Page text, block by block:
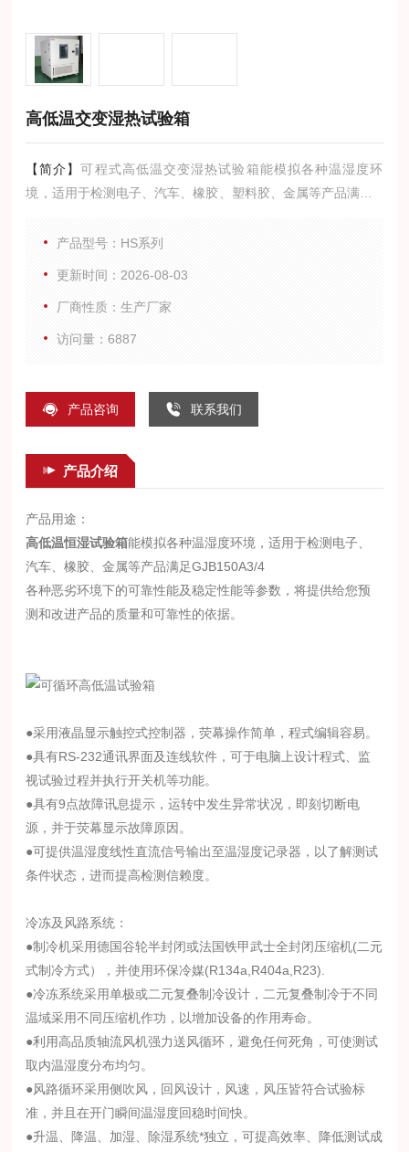
高低温交变湿热试验箱
【简介】可程式高低温交变湿热试验箱能模拟各种温湿度环
境，适用于检测电子、汽车、橡胶、塑料胶、金属等产品满足G
给您预测和改进产品的质量和可靠性的依据。
产品型号：HS系列
更新时间：2026-08-03
厂商性质：生产厂家
访问量：6887
产品咨询 联系我们
产品介绍
产品用途：
高低温恒湿试验箱能模拟各种温湿度环境，适用于检测电子、
汽车、橡胶、金属等产品满足GJB150A3/4
各种恶劣环境下的可靠性能及稳定性能等参数，将提供给您预
测和改进产品的质量和可靠性的依据。
●采用液晶显示触控式控制器，荧幕操作简单，程式编辑容易。
●具有RS-232通讯界面及连线软件，可于电脑上设计程式、监
视试验过程并执行开关机等功能。
●具有9点故障讯息提示，运转中发生异常状况，即刻切断电
源，并于荧幕显示故障原因。
●可提供温湿度线性直流信号输出至温湿度记录器，以了解测试
条件状态，进而提高检测信赖度。
冷冻及风路系统：
●制冷机采用德国谷轮半封闭或法国铁甲武士全封闭压缩机(二元
式制冷方式），并使用环保冷媒(R134a,R404a,R23).
●冷冻系统采用单极或二元复叠制冷设计，二元复叠制冷于不同
温域采用不同压缩机作功，以增加设备的作用寿命。
●利用高品质轴流风机强力送风循环，避免任何死角，可使测试
取内温湿度分布均匀。
●风路循环采用侧吹风，回风设计，风速，风压皆符合试验标
准，并且在开门瞬间温湿度回稳时间快。
●升温、降温、加湿、除湿系统*独立，可提高效率、降低测试成